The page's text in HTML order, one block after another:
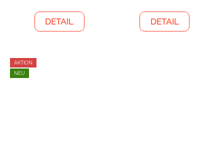
DETAIL DETAIL
AKTION
NEU